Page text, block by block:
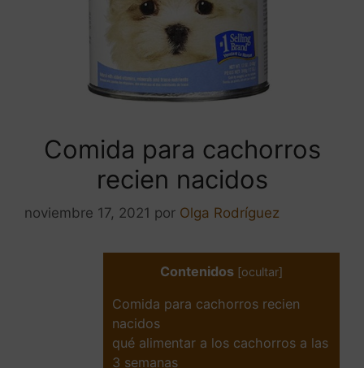
Comida para cachorros
recien nacidos
noviembre 17, 2021 por Olga Rodríguez
Contenidos [ocultar]
Comida para cachorros recien
nacidos
qué alimentar a los cachorros a las
3 semanas